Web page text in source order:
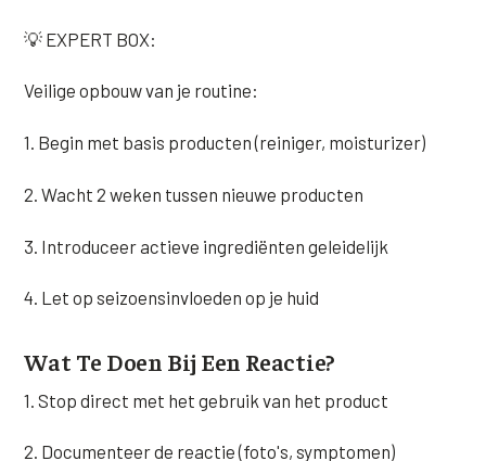
💡 EXPERT BOX:
Veilige opbouw van je routine:
1. Begin met basis producten (reiniger, moisturizer)
2. Wacht 2 weken tussen nieuwe producten
3. Introduceer actieve ingrediënten geleidelijk
4. Let op seizoensinvloeden op je huid
Wat Te Doen Bij Een Reactie?
1. Stop direct met het gebruik van het product
2. Documenteer de reactie (foto's, symptomen)